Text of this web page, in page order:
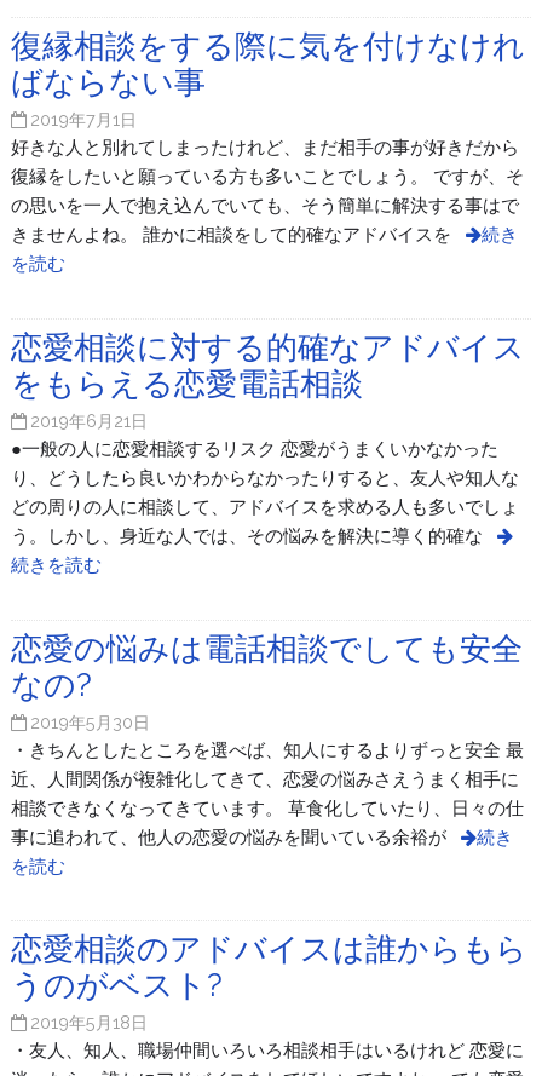
復縁相談をする際に気を付けなけれ
ばならない事
2019年7月1日
好きな人と別れてしまったけれど、まだ相手の事が好きだから
復縁をしたいと願っている方も多いことでしょう。 ですが、そ
の思いを一人で抱え込んでいても、そう簡単に解決する事はで
きませんよね。 誰かに相談をして的確なアドバイスを
続き
を読む
恋愛相談に対する的確なアドバイス
をもらえる恋愛電話相談
2019年6月21日
●一般の人に恋愛相談するリスク 恋愛がうまくいかなかった
り、どうしたら良いかわからなかったりすると、友人や知人な
どの周りの人に相談して、アドバイスを求める人も多いでしょ
う。しかし、身近な人では、その悩みを解決に導く的確な
続きを読む
恋愛の悩みは電話相談でしても安全
なの?
2019年5月30日
・きちんとしたところを選べば、知人にするよりずっと安全 最
近、人間関係が複雑化してきて、恋愛の悩みさえうまく相手に
相談できなくなってきています。 草食化していたり、日々の仕
事に追われて、他人の恋愛の悩みを聞いている余裕が
続き
を読む
恋愛相談のアドバイスは誰からもら
うのがベスト?
2019年5月18日
・友人、知人、職場仲間いろいろ相談相手はいるけれど 恋愛に